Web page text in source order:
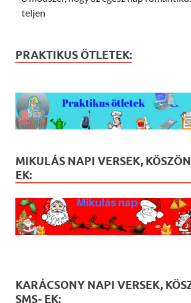
teljen
PRAKTIKUS ÖTLETEK:
MIKULÁS NAPI VERSEK,
EK:
KARÁCSONY NAPI VERSEK,
SMS- EK: